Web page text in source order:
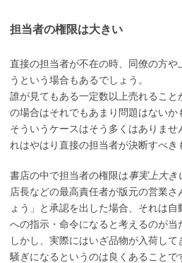
担当者の権限は大きい
直接の担当者が不在の時、同僚の方や
うという場合もあるでしょう。
誰が見てもある一定数以上売れるこ
の場合はそれでもあまり問題はないか
そういうケースはそう多くはありませ
れはやはり直接の担当者が決断すべき
書店の中で担当者の権限は事実上大き
店長などの最高責任者が版元の営業
ょう」と承認を出した場合、それは
への指示・命令になると考えるのが当
しかし、実際にはいざ品物が入荷し
騒ぎになるというのは良くあることで